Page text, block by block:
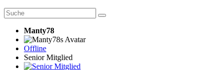
Manty78
Offline
Senior Mitglied